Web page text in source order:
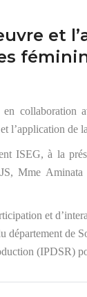
et
collaboration
l’application
ISEG, à la
Mme
et
département de
(IPDSR)